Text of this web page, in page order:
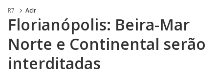
R7 Aclr
Florianópolis: Beira-Mar
Norte e Continental serão
interditadas